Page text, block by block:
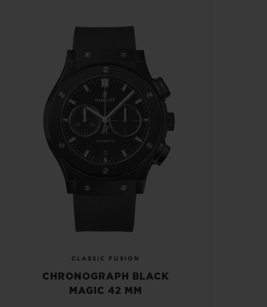
CLASSIC FUSION
CHRONOGRAPH BLACK
MAGIC 42 MM